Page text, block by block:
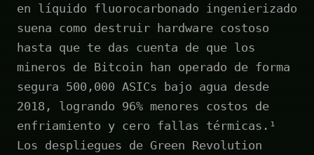
en líquido fluorocarbonado ingenierizado
suena como destruir hardware costoso
hasta que te das cuenta de que los
mineros de Bitcoin han operado de forma
segura 500,000 ASICs bajo agua desde
2018, logrando 96% menores costos de
enfriamiento y cero fallas térmicas.¹
Los despliegues de Green Revolution